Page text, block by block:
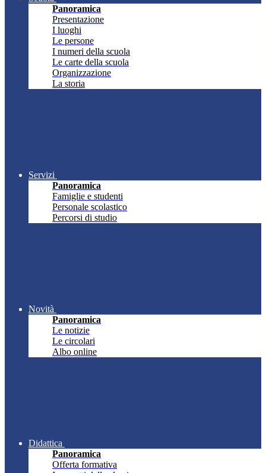
Panoramica
Presentazione
I luoghi
Le persone
I numeri della scuola
Le carte della scuola
Organizzazione
La storia
Servizi
Panoramica
Famiglie e studenti
Personale scolastico
Percorsi di studio
Novità
Panoramica
Le notizie
Le circolari
Albo online
Didattica
Panoramica
Offerta formativa